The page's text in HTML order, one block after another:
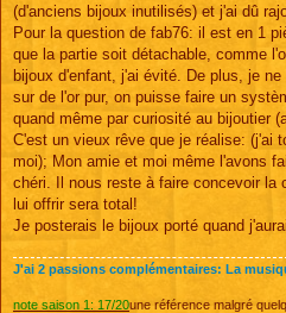
(d'anciens bijoux inutilisés) et j'ai dû
Pour la question de fab76: il est en 1
que la partie soit détachable, comme
bijoux d'enfant, j'ai évité. De plus, je
sur de l'or pur, on puisse faire un
quand même par curiosité au bijoutier
C'est un vieux rêve que je réalise: (j'ai
moi); Mon amie et moi même l'avons
chéri. Il nous reste à faire concevoir la
lui offrir sera total!
Je posterais le bijoux porté quand
J'ai 2 passions complémentaires: La
note saison 1: 17/20une référence malgré